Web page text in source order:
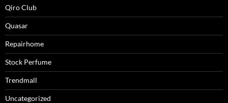
Qiro Club
Quasar
Repairhome
Stock Perfume
Trendmall
Uncategorized